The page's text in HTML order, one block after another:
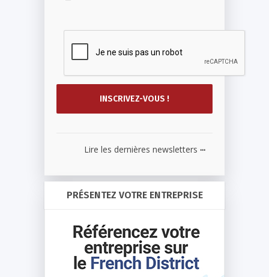
Lire les dernières newsletters ...
PRÉSENTEZ VOTRE ENTREPRISE